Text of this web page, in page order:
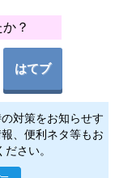
？
はてブ
対策をお知らせす
、便利ネタ等もお
さい。